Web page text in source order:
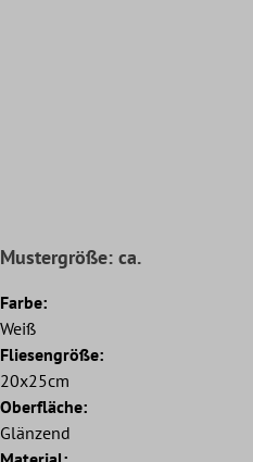
Mustergröße: ca.
Farbe:
Weiß
Fliesengröße:
20x25cm
Oberfläche:
Glänzend